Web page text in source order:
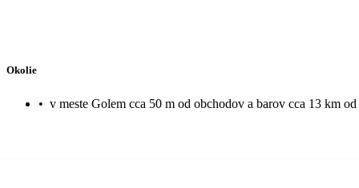
Okolie
• v meste Golem cca 50 m od obchodov a barov cca 13 km